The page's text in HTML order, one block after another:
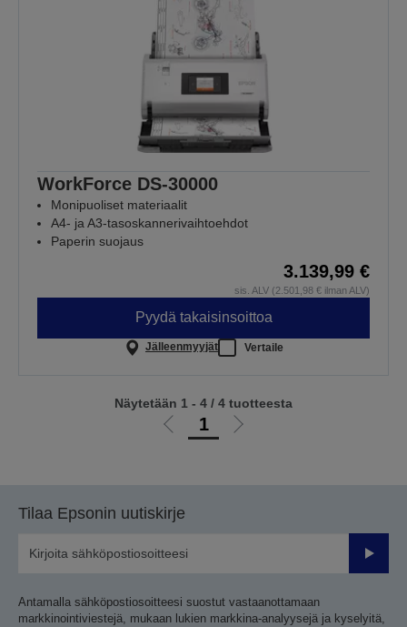
WorkForce DS-30000
Monipuoliset materiaalit
A4- ja A3-tasoskannerivaihtoehdot
Paperin suojaus
3.139,99 €
sis. ALV (2.501,98 € ilman ALV)
Pyydä takaisinsoittoa
Jälleenmyyjät Vertaile
Siirry1
Siirry
Näytetään 1 - 4 / 4 tuotteesta
Tilaa Epsonin uutiskirje
Lähetä
Antamalla sähköpostiosoitteesi suostut vastaanottamaan
markkinointiviestejä, mukaan lukien markkina-analyysejä ja kyselyitä,